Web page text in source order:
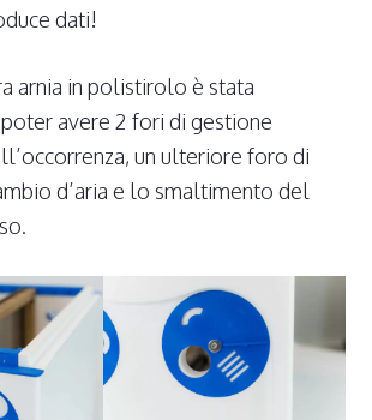
dati!
arnia in polistirolo è stata
avere 2 fori di gestione
un ulteriore foro di
d’aria e lo smaltimento del